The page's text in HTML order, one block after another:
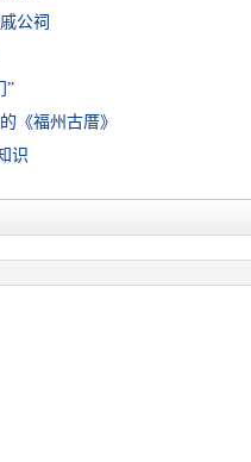
公祠
”
《福州古厝》
识